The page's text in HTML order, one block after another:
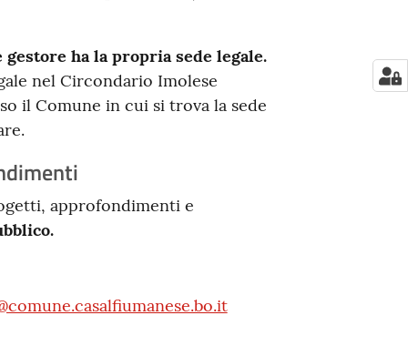
gestore ha la propria sede legale.
nel Circondario Imolese
il Comune in cui si trova la sede
approfondimenti e